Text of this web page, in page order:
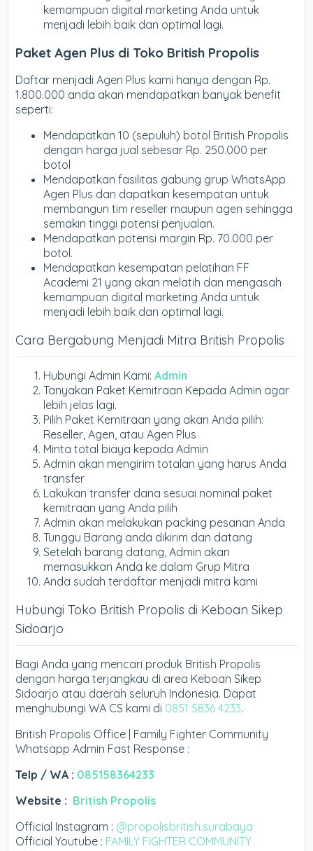
kemampuan digital marketing Anda untuk
menjadi lebih baik dan optimal lagi.
Paket Agen Plus di Toko British Propolis
Daftar menjadi Agen Plus kami hanya dengan Rp.
1.800.000 anda akan mendapatkan banyak benefit
seperti:
Mendapatkan 10 (sepuluh) botol British Propolis
dengan harga jual sebesar Rp. 250.000 per
botol
Mendapatkan fasilitas gabung grup WhatsApp
Agen Plus dan dapatkan kesempatan untuk
membangun tim reseller maupun agen sehingga
semakin tinggi potensi penjualan.
Mendapatkan potensi margin Rp. 70.000 per
botol.
Mendapatkan kesempatan pelatihan FF
Academi 21 yang akan melatih dan mengasah
kemampuan digital marketing Anda untuk
menjadi lebih baik dan optimal lagi.
Cara Bergabung Menjadi Mitra British Propolis
Hubungi Admin Kami:Admin
Tanyakan Paket Kemitraan Kepada Admin agar
lebih jelas lagi.
Pilih Paket Kemitraan yang akan Anda pilih:
Reseller, Agen, atau Agen Plus
Minta total biaya kepada Admin
Admin akan mengirim totalan yang harus Anda
transfer
Lakukan transfer dana sesuai nominal paket
kemitraan yang Anda pilih
Admin akan melakukan packing pesanan Anda
Tunggu Barang anda dikirim dan datang
Setelah barang datang, Admin akan
memasukkan Anda ke dalam Grup Mitra
Anda sudah terdaftar menjadi mitra kami
Hubungi Toko British Propolis di Keboan Sikep
Sidoarjo
Bagi Anda yang mencari produk British Propolis
dengan harga terjangkau di area Keboan Sikep
Sidoarjo atau daerah seluruh Indonesia. Dapat
menghubungi WA CS kami di 0851 5836 4233.
British Propolis Office | Family Fighter Community
Whatsapp Admin Fast Response :
Telp / WA : 085158364233
Website : British Propolis
Official Instagram : @propolisbritish.surabaya
Official Youtube : FAMILY FIGHTER COMMUNITY